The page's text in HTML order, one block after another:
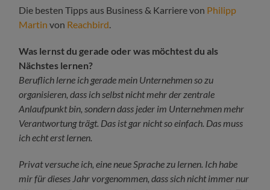
Die besten Tipps aus Business & Karriere von Philipp
Martin von Reachbird
Was lernst du gerade oder was möchtest du als
Nächstes lernen?
Beruflich lerne ich gerade mein Unternehmen so zu
organisieren, dass ich selbst nicht mehr der zentrale
Anlaufpunkt bin, sondern dass jeder im Unternehmen mehr
Verantwortung trägt. Das ist gar nicht so einfach. Das muss
ich echt erst lernen.
Privat versuche ich, eine neue Sprache zu lernen. Ich habe
mir für dieses Jahr vorgenommen, dass sich nicht immer nur